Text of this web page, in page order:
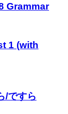
Grammar
1 (with
/ですら